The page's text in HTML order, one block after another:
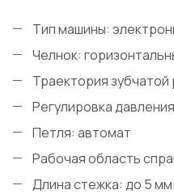
Тип машины:
Челнок:
Траектория
Регулировка
Петля: автомат
Рабочая область
Длина стежка: до 5 мм.